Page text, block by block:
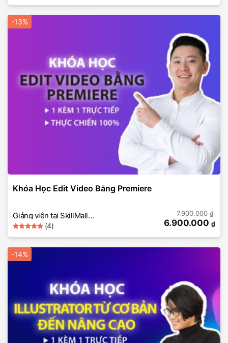
photoshop)
based on
customer
ratings
-13%
Khóa Học Edit Video Bằng Premiere
Giảng viên tại SkillMall
(thiết kế đồ hoạ
photoshop)
5
based on
customer
ratings
(4)
7.900.000₫
6.900.000₫
-14%